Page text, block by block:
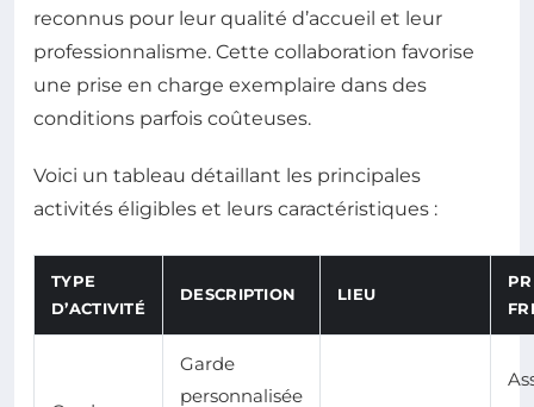
reconnus pour leur qualité d’accueil et leur
professionnalisme. Cette collaboration favorise
une prise en charge exemplaire dans des
conditions parfois coûteuses.
Voici un tableau détaillant les principales
activités éligibles et leurs caractéristiques :
TYPE
D’ACTIVITÉ
DESCRIPTION LIEU
Garde
personnalisée